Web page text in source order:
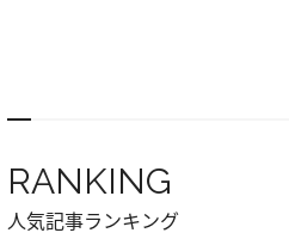
RANKING
人気記事ランキング